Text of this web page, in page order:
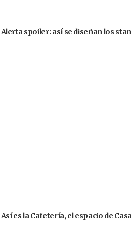
Alerta spoiler: así se diseñan los
Así es la Cafetería, el espacio de